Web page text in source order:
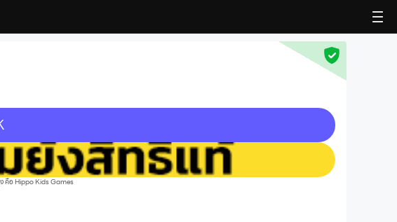
คือ Hippo Kids Games